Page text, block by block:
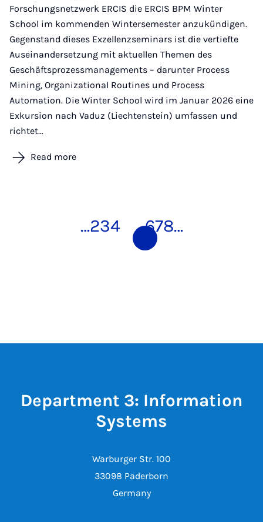
Forschungsnetzwerk ERCIS die ERCIS BPM Winter
School im kommenden Wintersemester anzukündigen.
Gegenstand dieses Exzellenzseminars ist die vertiefte
Auseinandersetzung mit aktuellen Themen des
Geschäftsprozessmanagements – darunter Process
Mining, Organizational Routines und Process
Automation. Die Winter School wird im Januar 2026 eine
Exkursion nach Vaduz (Liechtenstein) umfassen und
richtet…
Read more
…234 5 678…
Department 3: Information
Systems
Warburger Str. 100
33098 Paderborn
Germany